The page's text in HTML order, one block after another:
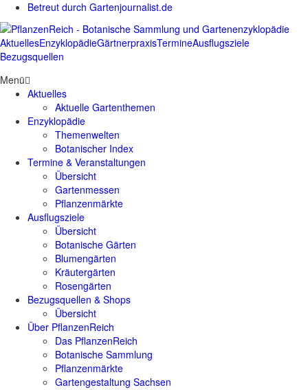
Betreut durch Gartenjournalist.de
AktuellesEnzyklopädieGärtnerpraxisTermineAusflugsziele
Bezugsquellen
Menü
Aktuelles
Aktuelle Gartenthemen
Enzyklopädie
Themenwelten
Botanischer Index
Termine & Veranstaltungen
Übersicht
Gartenmessen
Pflanzenmärkte
Ausflugsziele
Übersicht
Botanische Gärten
Blumengärten
Kräutergärten
Rosengärten
Bezugsquellen & Shops
Übersicht
Über PflanzenReich
Das PflanzenReich
Botanische Sammlung
Pflanzenmärkte
Gartengestaltung Sachsen